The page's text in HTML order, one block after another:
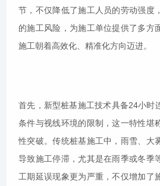
节，不仅降低了施工人员的劳动强度
的施工风险，为施工单位提供了多方
施工朝着高效化、精准化方向迈进。
首先，新型桩基施工技术具备24小时
条件与视线环境的限制，这一特性堪
性突破。传统桩基施工中，雨雪、大
导致施工停滞，尤其是在雨季或冬季
工期延误现象更为严重，不仅增加了